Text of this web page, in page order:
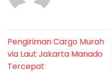
Pengiriman Cargo Murah
via Laut Jakarta Manado
Tercepat